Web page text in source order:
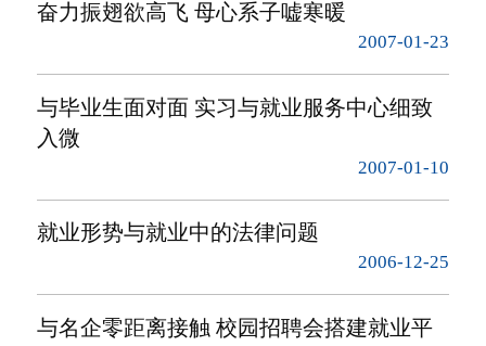
奋力振翅欲高飞 母心系子嘘寒暖
2007-01-23
与毕业生面对面 实习与就业服务中心细致
入微
2007-01-10
就业形势与就业中的法律问题
2006-12-25
与名企零距离接触 校园招聘会搭建就业平